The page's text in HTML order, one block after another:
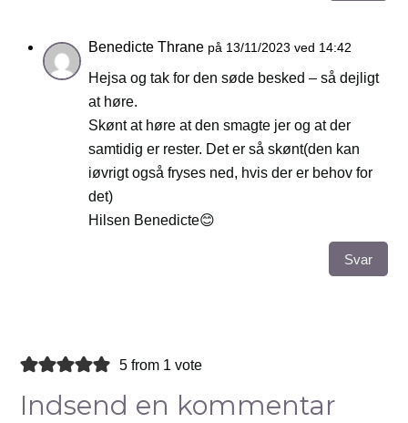
Benedicte Thrane på 13/11/2023 ved 14:42
Hejsa og tak for den søde besked – så dejligt
at høre.
Skønt at høre at den smagte jer og at der
samtidig er rester. Det er så skønt(den kan
iøvrigt også fryses ned, hvis der er behov for
det)
Hilsen Benedicte😊
Svar
5 from 1 vote
Indsend en kommentar